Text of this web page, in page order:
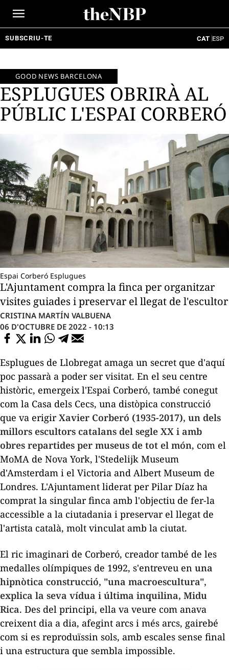
SUBSCRIU-TE CAT ESP
GOOD NEWS BARCELONA
ESPLUGUES OBRIRÀ AL
PÚBLIC L'ESPAI CORBERÓ
Espai Corberó Esplugues
L'Ajuntament compra la finca per organitzar
visites guiades i preservar el llegat de l'escultor
CRISTINA MARTÍN VALBUENA
06 D'OCTUBRE DE 2022 - 10:13
Esplugues de Llobregat amaga un secret que d'aquí
poc passarà a poder ser visitat. En el seu centre
històric, emergeix l'Espai Corberó, també conegut
com la Casa dels Cecs, una distòpica construcció
que va erigirXavier Corberó (1935-2017), un dels
millors escultors catalans del segle XX i amb
obres repartides per museus de tot el món, com el
MoMA de Nova York, l'Stedelijk Museum
d'Amsterdam i el Victoria and Albert Museum de
Londres. L'Ajuntament liderat per Pilar Díaz ha
comprat la singular finca amb l'objectiu de fer-la
accessible a la ciutadania i preservar el llegat de
l'artista català, molt vinculat amb la ciutat.
El ric imaginari de Corberó, creador també de les
medalles olímpiques de 1992, s'entreveu en una
hipnòtica construcció, "una macroescultura",
explica la seva vídua i última inquilina, Midu
Rica. Des del principi, ella va veure com anava
creixent dia a dia, afegint arcs i més arcs, gairebé
com si es reproduïssin sols, amb escales sense final
i una estructura que sembla impossible.